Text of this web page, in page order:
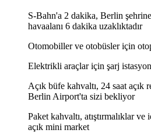
S-Bahn'a 2 dakika, Berlin
havaalanı 6 dakika uzaklıktadır
Otomobiller ve otobüsler için
Elektrikli araçlar için şarj
Açık büfe kahvaltı, 24 saat açık
Berlin Airport'ta sizi bekliyor
Paket kahvaltı, atıştırmalıklar
açık mini market